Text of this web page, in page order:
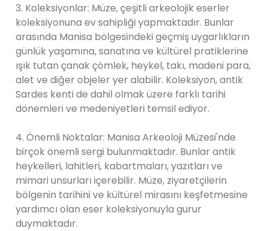
3. Koleksiyonlar: Müze, çeşitli arkeolojik eserler
koleksiyonuna ev sahipliği yapmaktadır. Bunlar
arasında Manisa bölgesindeki geçmiş uygarlıkların
günlük yaşamına, sanatına ve kültürel pratiklerine
ışık tutan çanak çömlek, heykel, takı, madeni para,
alet ve diğer objeler yer alabilir. Koleksiyon, antik
Sardes kenti de dahil olmak üzere farklı tarihi
dönemleri ve medeniyetleri temsil ediyor.
4. Önemli Noktalar: Manisa Arkeoloji Müzesi'nde
birçok önemli sergi bulunmaktadır. Bunlar antik
heykelleri, lahitleri, kabartmaları, yazıtları ve
mimari unsurları içerebilir. Müze, ziyaretçilerin
bölgenin tarihini ve kültürel mirasını keşfetmesine
yardımcı olan eser koleksiyonuyla gurur
duymaktadır.